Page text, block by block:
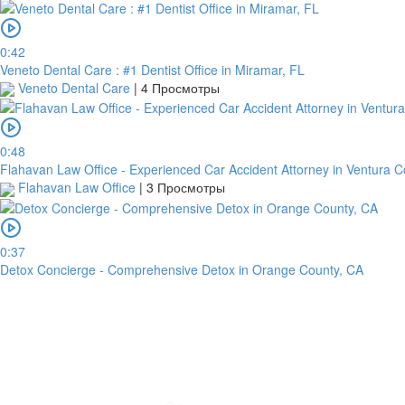
0:42
Veneto Dental Care : #1 Dentist Office in Miramar, FL
Veneto Dental Care | 4 Просмотры
0:48
Flahavan Law Office - Experienced Car Accident Attorney in Ventura
Flahavan Law Office | 3 Просмотры
0:37
Detox Concierge - Comprehensive Detox in Orange County, CA